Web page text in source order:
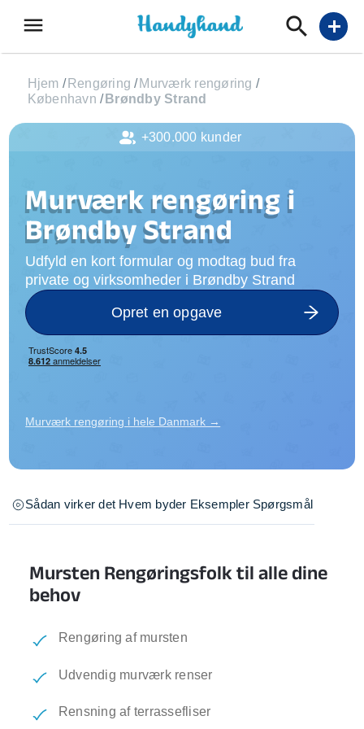
menu add
Hjem / Rengøring / Murværk rengøring /
København / Brøndby Strand
Murværk rengøring i
Brøndby Strand
Udfyld en kort formular og modtag bud fra
private og virksomheder i Brøndby Strand
Opret en opgave
Murværk rengøring i hele Danmark →
Sådan virker det Hvem byder Eksempler Spørgsmål
Mursten Rengøringsfolk til alle dine
behov
Rengøring af mursten
Udvendig murværk renser
Rensning af terrassefliser
+300.000 kunder